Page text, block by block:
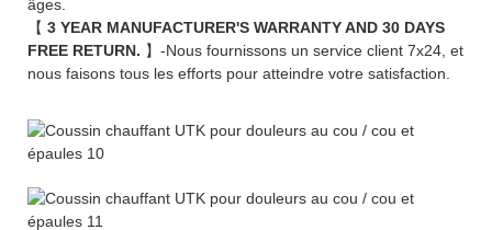
âges.
【 3 YEAR MANUFACTURER'S WARRANTY AND 30 DAYS
FREE RETURN. 】-Nous fournissons un service client 7x24, et
nous faisons tous les efforts pour atteindre votre satisfaction.